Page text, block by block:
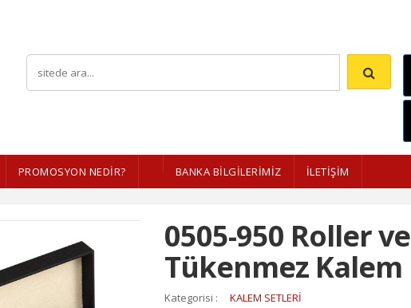
PROMOSYON NEDİR? BANKA BİLGİLERİMİZ İLETİŞİM
0505-950 Roller ve
Tükenmez Kalem
Kategorisi : KALEM SETLERİ